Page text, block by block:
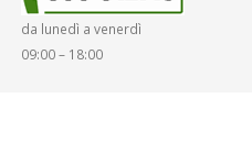
da lunedì a venerdì
09:00 – 18:00